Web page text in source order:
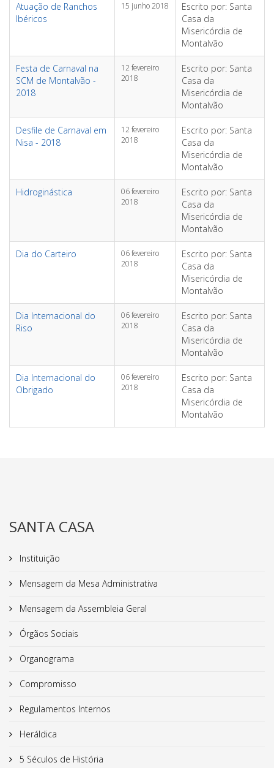
Atuação de Ranchos
Ibéricos
15 junho 2018
Escrito por: Santa
Casa da
Misericórdia de
Montalvão
Festa de Carnaval na
SCM de Montalvão -
2018
12 fevereiro
2018
Escrito por: Santa
Casa da
Misericórdia de
Montalvão
Desfile de Carnaval em
Nisa - 2018
12 fevereiro
2018
Escrito por: Santa
Casa da
Misericórdia de
Montalvão
Hidroginástica
06 fevereiro
2018
Escrito por: Santa
Casa da
Misericórdia de
Montalvão
Dia do Carteiro
06 fevereiro
2018
Escrito por: Santa
Casa da
Misericórdia de
Montalvão
Dia Internacional do
Riso
06 fevereiro
2018
Escrito por: Santa
Casa da
Misericórdia de
Montalvão
Dia Internacional do
Obrigado
06 fevereiro
2018
Escrito por: Santa
Casa da
Misericórdia de
Montalvão
SANTA CASA
Instituição
Mensagem da Mesa Administrativa
Mensagem da Assembleia Geral
Órgãos Sociais
Organograma
Compromisso
Regulamentos Internos
Heráldica
5 Séculos de História